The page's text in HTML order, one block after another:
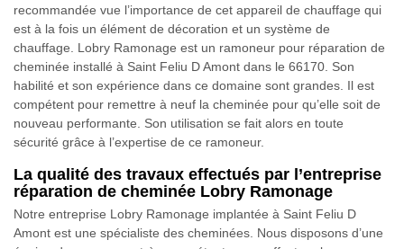
recommandée vue l’importance de cet appareil de chauffage qui
est à la fois un élément de décoration et un système de
chauffage. Lobry Ramonage est un ramoneur pour réparation de
cheminée installé à Saint Feliu D Amont dans le 66170. Son
habilité et son expérience dans ce domaine sont grandes. Il est
compétent pour remettre à neuf la cheminée pour qu’elle soit de
nouveau performante. Son utilisation se fait alors en toute
sécurité grâce à l’expertise de ce ramoneur.
La qualité des travaux effectués par l’entreprise
réparation de cheminée Lobry Ramonage
Notre entreprise Lobry Ramonage implantée à Saint Feliu D
Amont est une spécialiste des cheminées. Nous disposons d’une